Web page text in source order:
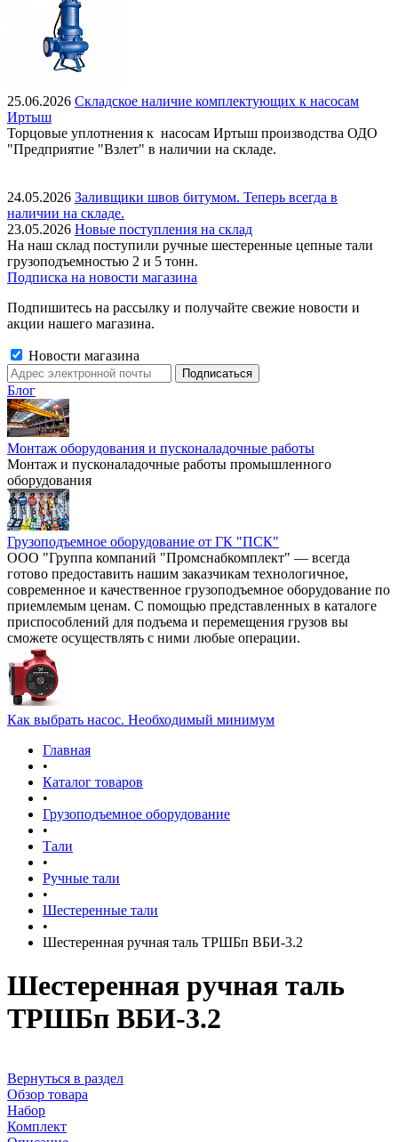
25.06.2026 Складское наличие комплектующих к насосам
Иртыш
Торцовые уплотнения к насосам Иртыш производства ОДО
"Предприятие "Взлет" в наличии на складе.
24.05.2026 Заливщики швов битумом. Теперь всегда в
наличии на складе.
23.05.2026 Новые поступления на склад
На наш склад поступили ручные шестеренные цепные тали
грузоподъемностью 2 и 5 тонн.
Подписка на новости магазина
Подпишитесь на рассылку и получайте свежие новости и
акции нашего магазина.
Новости магазина
Блог
Монтаж оборудования и пусконаладочные работы
Монтаж и пусконаладочные работы промышленного
оборудования
Грузоподъемное оборудование от ГК "ПСК"
ООО "Группа компаний "Промснабкомплект" — всегда
готово предоставить нашим заказчикам технологичное,
современное и качественное грузоподъемное оборудование по
приемлемым ценам. С помощью представленных в каталоге
приспособлений для подъема и перемещения грузов вы
сможете осуществлять с ними любые операции.
Как выбрать насос. Необходимый минимум
Главная
•
Каталог товаров
•
Грузоподъемное оборудование
•
Тали
•
Ручные тали
•
Шестеренные тали
•
Шестеренная ручная таль ТРШБп ВБИ-3.2
Шестеренная ручная таль
ТРШБп ВБИ-3.2
Вернуться в раздел
Обзор товара
Набор
Комплект